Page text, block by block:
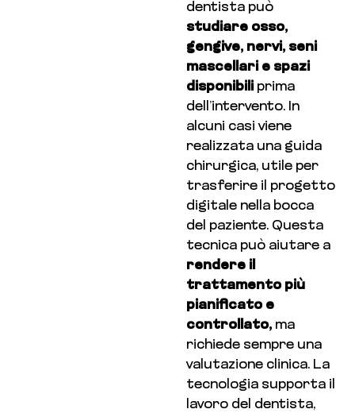
dentista può
studiare osso,
gengive, nervi, seni
mascellari e spazi
disponibili prima
dell’intervento. In
alcuni casi viene
realizzata una guida
chirurgica, utile per
trasferire il progetto
digitale nella bocca
del paziente. Questa
tecnica può aiutare a
rendere il
trattamento più
pianificato e
controllato, ma
richiede sempre una
valutazione clinica. La
tecnologia supporta il
lavoro del dentista,